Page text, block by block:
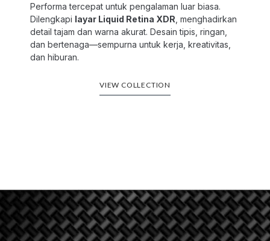
Performa tercepat untuk pengalaman luar biasa.
Dilengkapi layar Liquid Retina XDR , menghadirkan
detail tajam dan warna akurat. Desain tipis, ringan,
dan bertenaga—sempurna untuk kerja, kreativitas,
dan hiburan.
VIEW COLLECTION